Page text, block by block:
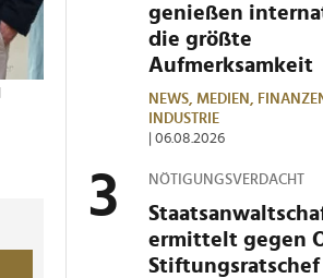
2 von 3 Bildern
V.l.n.r.: Benedikt
LEADERSNET/V.
genießen
die größte
Aufmerksamkeit
NEWS, MEDIEN,
INDUSTRIE
| 06.08.2026
NÖTIGUNGSVERDACHT
ermittelt gegen
Stiftungsratschef